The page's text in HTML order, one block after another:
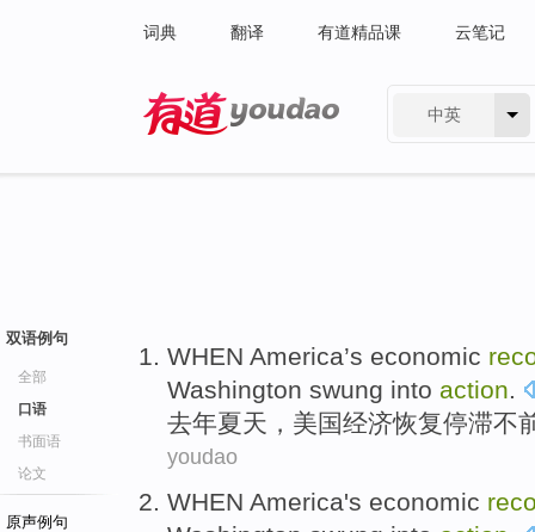
词典 翻译 有道精品课 云笔记
中英
双语例句
全部
口语
书面语
论文
原声例句
WHEN America’s economic
Washington swung into action.
去年夏天 ，美国经济恢复停滞不
youdao
WHEN America's economic